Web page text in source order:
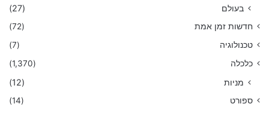
בעולם (27)
חדשות זמן אמת
(72)
טכנולוגיה
(7)
כלכלה
(1,370)
מניות (12)
ספורט
(14)